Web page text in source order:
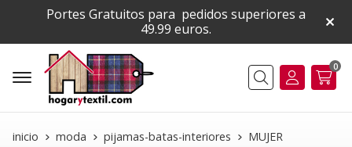
Portes Gratuitos para pedidos superiores a
49.99 euros.
Buscar
0
inicio moda pijamas-batas-interiores MUJER